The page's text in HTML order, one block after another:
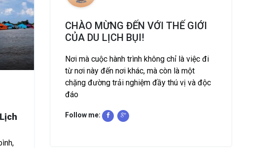
CHÀO MỪNG ĐẾN VỚI THẾ GIỚI
CỦA DU LỊCH BỤI!
Nơi mà cuộc hành trình không chỉ là việc đi
từ nơi này đến nơi khác, mà còn là một
chặng đường trải nghiệm đầy thú vị và độc
đáo
Follow me: